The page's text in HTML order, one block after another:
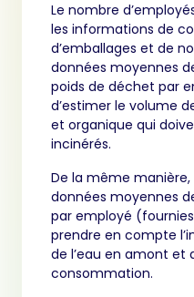
Le nombre
les informations de
d’emballages et de
données moyennes
poids de déchet par
d’estimer le volume
et organique qui
incinérés.
De la même manière,
données moyennes
par employé (fournies
prendre en compte
de l’eau en amont et
consommation.